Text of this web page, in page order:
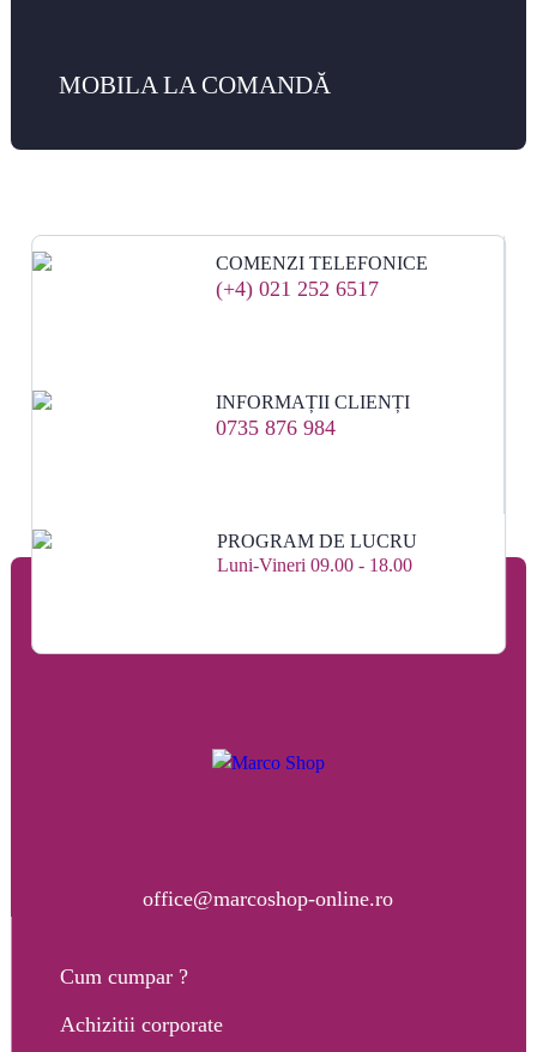
MOBILA LA COMANDĂ
COMENZI TELEFONICE
(+4) 021 252 6517
INFORMAȚII CLIENȚI
0735 876 984
PROGRAM DE LUCRU
Luni-Vineri 09.00 - 18.00
office@marcoshop-online.ro
Cum cumpar ?
Achizitii corporate